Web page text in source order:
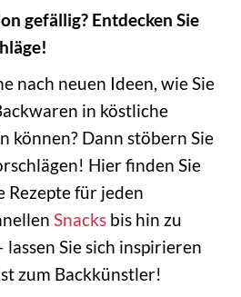
gefällig? Entdecken Sie
nach neuen Ideen, wie Sie
in köstliche
können? Dann stöbern Sie
Hier finden Sie
Rezepte für jeden
Snacks bis hin zu
lassen Sie sich inspirieren
zum Backkünstler!